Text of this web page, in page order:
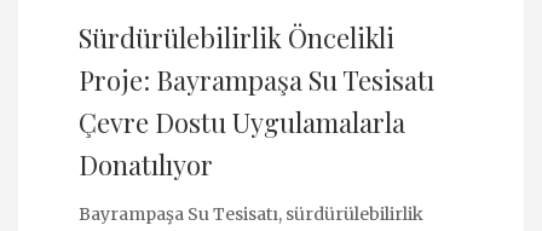
Sürdürülebilirlik Öncelikli
Proje: Bayrampaşa Su Tesisatı
Çevre Dostu Uygulamalarla
Donatılıyor
Bayrampaşa Su Tesisatı, sürdürülebilirlik